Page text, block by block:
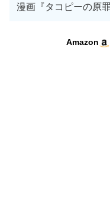
漫画『タコピーの原
Amazon